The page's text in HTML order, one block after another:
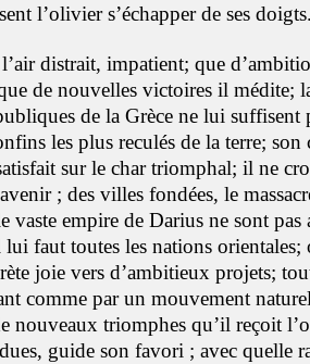
l’olivier s’échapper de ses
distrait, impatient; que
de nouvelles victoires il médite;
de la Grèce ne lui suffisent
les plus reculés de la terre; son
sur le char triomphal; il ne
; des villes fondées, le
vaste empire de Darius ne sont
faut toutes les nations orientales;
joie vers d’ambitieux projets;
comme par un mouvement
nouveaux triomphes qu’il reçoit
guide son favori ; avec quelle